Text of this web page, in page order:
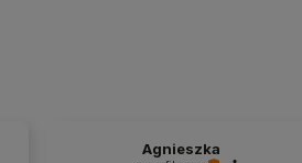
Agnieszka